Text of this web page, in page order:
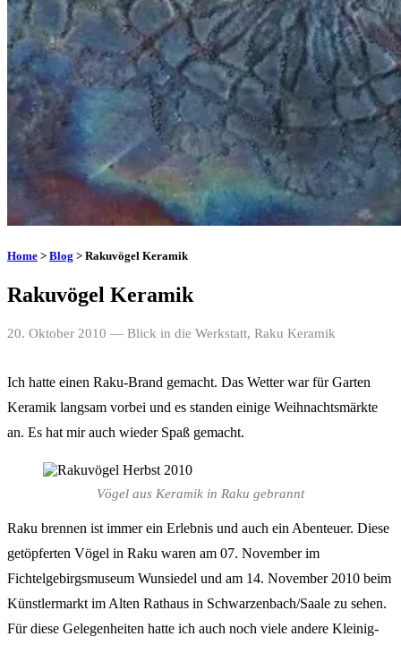
Home > Blog > Rakuvögel Keramik
Rakuvögel Keramik
20. Oktober 2010 — Blick in die Werkstatt, Raku Keramik
Ich hatte einen Raku-Brand gemacht. Das Wetter war für Garten
Keramik langsam vorbei und es standen einige Weihnachtsmärkte
an. Es hat mir auch wieder Spaß gemacht.
Vögel aus Keramik in Raku gebrannt
Raku brennen ist immer ein Erlebnis und auch ein Abenteuer. Diese
getöpferten Vögel in Raku waren am 07. November im
Fichtelgebirgsmuseum Wunsiedel und am 14. November 2010 beim
Künstlermarkt im Alten Rathaus in Schwarzenbach/Saale zu sehen.
Für diese Gelegenheiten hatte ich auch noch viele andere Kleinig-